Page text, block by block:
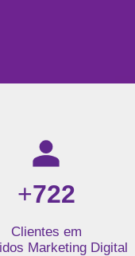
digital: mais
+722
Clientes em
Marketing Digital